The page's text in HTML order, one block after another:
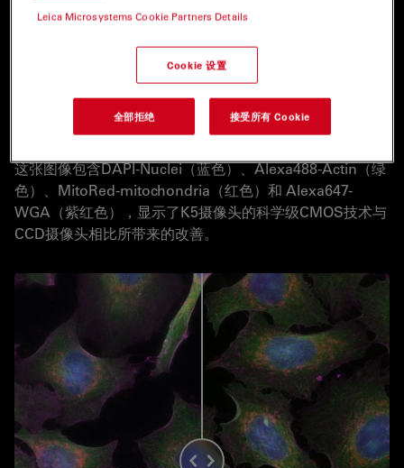
许多普通的CCD摄像头具有较低的量子效率、较高的噪
声，这会降低信噪比，难以拍摄到感兴趣的结构。
这张图像包含DAPI-Nuclei（蓝色）、Alexa488-Actin（绿
色）、MitoRed-mitochondria（红色）和 Alexa647-
WGA（紫红色），显示了K5摄像头的科学级CMOS技术与
CCD摄像头相比所带来的改善。
Leica Microsystems Cookie Partners Details
Cookie 设置
全部拒绝 接受所有 Cookie